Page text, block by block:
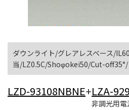
ダウンライト/グレアレスベース/
当/LZ0.5C/Shoφokei50/Cut-off35°/
LZD-93108NBNE+LZA-
非調光用